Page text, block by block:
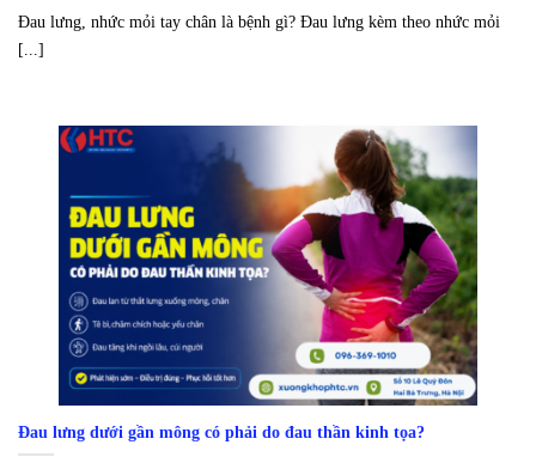
Đau lưng, nhức mỏi tay chân là bệnh gì? Đau lưng kèm theo nhức mỏi
[...]
Đau lưng dưới gần mông có phải do đau thần kinh tọa?